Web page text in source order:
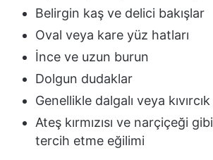
Belirgin kaş ve delici bakışlar
Oval veya kare yüz hatları
İnce ve uzun burun
Dolgun dudaklar
Genellikle dalgalı veya
Ateş kırmızısı ve narçiçeği
tercih etme eğilimi